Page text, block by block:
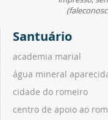
Santuário
academia marial
água mineral
cidade do romeiro
centro de apoio ao